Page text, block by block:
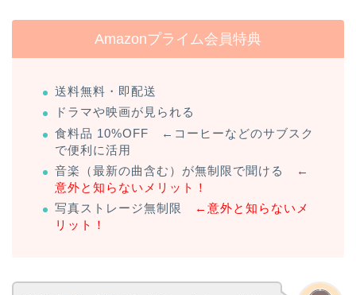
Amazonプライム会員特典
送料無料・即配送
ドラマや映画が見られる
食料品 10%OFF ←コーヒーなどのサブスク
で便利に活用
音楽（最新の曲含む）が無制限で聞ける
←
意外と知らないメリット！
写真ストレージ無制限
←意外と知らないメ
リット！